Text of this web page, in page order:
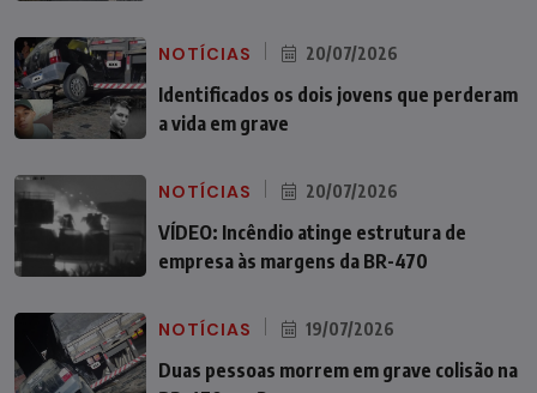
NOTÍCIAS 20/07/2026
Identificados os dois jovens que perderam
a vida em grave
NOTÍCIAS 20/07/2026
VÍDEO: Incêndio atinge estrutura de
empresa às margens da BR-470
NOTÍCIAS 19/07/2026
Duas pessoas morrem em grave colisão na